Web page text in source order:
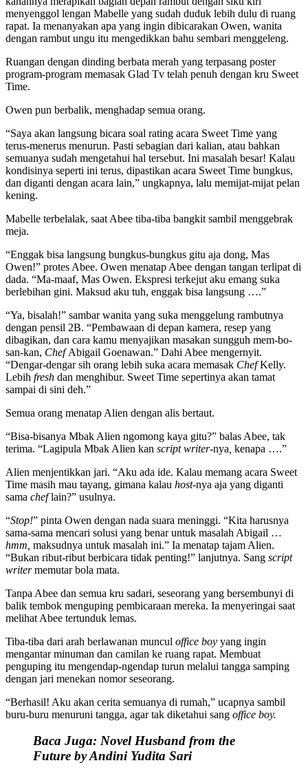
menyenggol lengan Mabelle yang sudah duduk lebih dulu di ruang
rapat. Ia menanyakan apa yang ingin dibicarakan Owen, wanita
dengan rambut ungu itu mengedikkan bahu sembari menggeleng.
Ruangan dengan dinding berbata merah yang terpasang poster
program-program memasak Glad Tv telah penuh dengan kru Sweet
Time.
Owen pun berbalik, menghadap semua orang.
“Saya akan langsung bicara soal rating acara Sweet Time yang
terus-menerus menurun. Pasti sebagian dari kalian, atau bahkan
semuanya sudah mengetahui hal tersebut. Ini masalah besar! Kalau
kondisinya seperti ini terus, dipastikan acara Sweet Time bungkus,
dan diganti dengan acara lain,” ungkapnya, lalu memijat-mijat pelan
kening.
Mabelle terbelalak, saat Abee tiba-tiba bangkit sambil menggebrak
meja.
“Enggak bisa langsung bungkus-bungkus gitu aja dong, Mas
Owen!” protes Abee. Owen menatap Abee dengan tangan terlipat di
dada. “Ma-maaf, Mas Owen. Ekspresi terkejut aku emang suka
berlebihan gini. Maksud aku tuh, enggak bisa langsung ….”
“Ya, bisalah!” sambar wanita yang suka menggelung rambutnya
dengan pensil 2B. “Pembawaan di depan kamera, resep yang
dibagikan, dan cara kamu menyajikan masakan sungguh mem-bo-
san-kan, ChefAbigail Goenawan.” Dahi Abee mengernyit.
“Dengar-dengar sih orang lebih suka acara memasak ChefKelly.
Lebih fresh dan menghibur. Sweet Time sepertinya akan tamat
sampai di sini deh.”
Semua orang menatap Alien dengan alis bertaut.
“Bisa-bisanya Mbak Alien ngomong kaya gitu?” balas Abee, tak
terima. “Lagipula Mbak Alien kan script writer-nya kenapa ….”
Alien menjentikkan jari. “Aku ada ide. Kalau memang acara Sweet
Time masih mau tayang, gimana kalau host-nya aja yang diganti
sama cheflain?” usulnya.
“Stop!” pinta Owen dengan nada suara meninggi. “Kita harusnya
sama-sama mencari solusi yang benar untuk masalah Abigail …
hmm, maksudnya untuk masalah ini.” Ia menatap tajam Alien.
“Bukan ribut-ribut berbicara tidak penting!” lanjutnya. Sang script
writermemutar bola mata.
Tanpa Abee dan semua kru sadari, seseorang yang bersembunyi di
balik tembok menguping pembicaraan mereka. Ia menyeringai saat
melihat Abee tertunduk lemas.
Tiba-tiba dari arah berlawanan muncul office boy yang ingin
mengantar minuman dan camilan ke ruang rapat. Membuat
penguping itu mengendap-ngendap turun melalui tangga samping
dengan jari menekan nomor seseorang.
“Berhasil! Aku akan cerita semuanya di rumah,” ucapnya sambil
buru-buru menuruni tangga, agar tak diketahui sang office boy.
Baca Juga: Novel Husband from the
Future by Andini Yudita Sari